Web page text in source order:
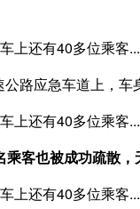
路应急车道上，
乘客也被成功疏散，